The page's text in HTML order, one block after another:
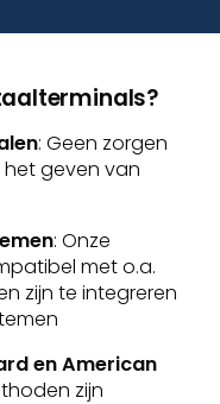
: Geen zorgen
geven van
: Onze
met o.a.
zijn te integreren
en American
zijn